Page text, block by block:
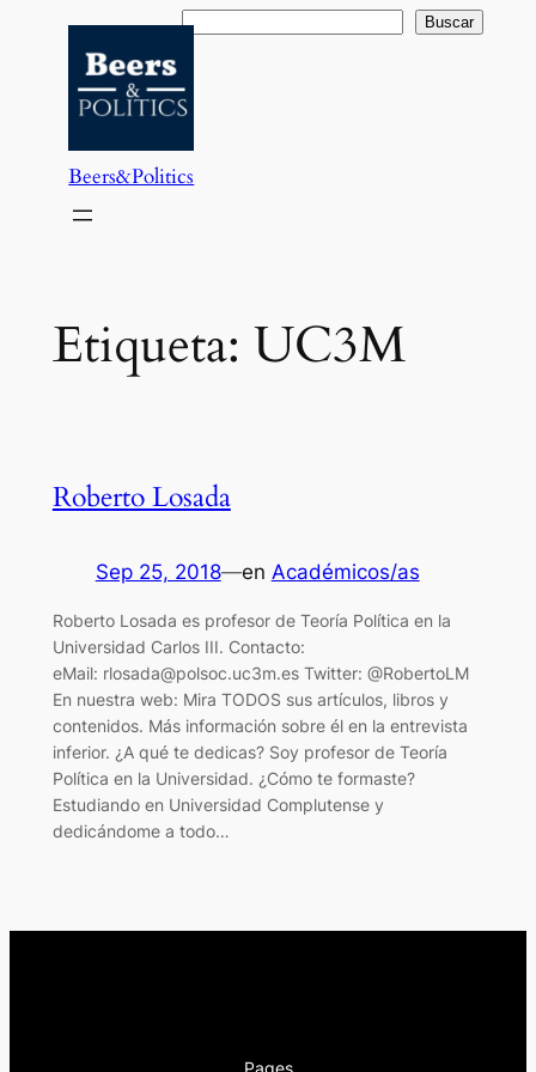
contenido
Buscar Buscar
Beers&Politics
Etiqueta: UC3M
Roberto Losada
Sep 25, 2018—en Académicos/as
Roberto Losada es profesor de Teoría Política en la
Universidad Carlos III. Contacto:
eMail: rlosada@polsoc.uc3m.es Twitter: @RobertoLM
En nuestra web: Mira TODOS sus artículos, libros y
contenidos. Más información sobre él en la entrevista
inferior. ¿A qué te dedicas? Soy profesor de Teoría
Política en la Universidad. ¿Cómo te formaste?
Estudiando en Universidad Complutense y
dedicándome a todo…
Pages